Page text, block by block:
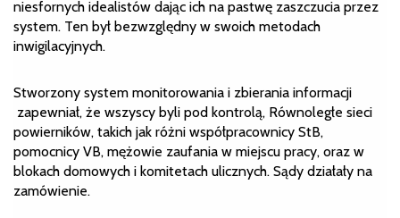
niesfornych idealistów dając ich na pastwę zaszczucia przez
system. Ten był bezwzględny w swoich metodach
inwigilacyjnych.
Stworzony system monitorowania i zbierania informacji
zapewniał, że wszyscy byli pod kontrolą, Równoległe sieci
powierników, takich jak różni współpracownicy StB,
pomocnicy VB, mężowie zaufania w miejscu pracy, oraz w
blokach domowych i komitetach ulicznych. Sądy działały na
zamówienie.